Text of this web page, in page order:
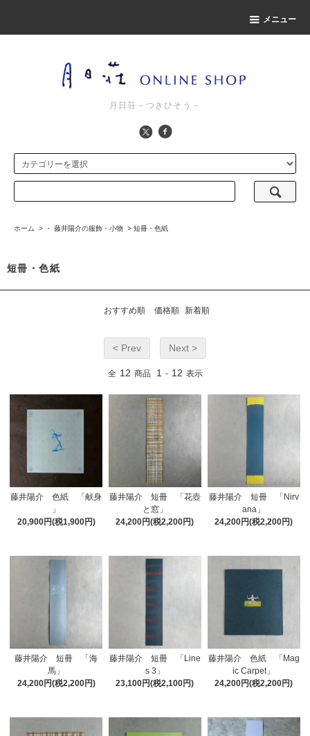
メニュー
月日荘－つきひそう－
ホーム > ・ 藤井陽介の服飾・小物 > 短冊・色紙
短冊・色紙
おすすめ順 価格順 新着順
< Prev Next >
全 12 商品 1 - 12 表示
藤井陽介 色紙 「献身
」
20,900円(税1,900円)
藤井陽介 短冊 「花壺
と窓」
24,200円(税2,200円)
藤井陽介 短冊 「Nirv
ana」
24,200円(税2,200円)
藤井陽介 短冊 「海
馬」
24,200円(税2,200円)
藤井陽介 短冊 「Line
s 3」
23,100円(税2,100円)
藤井陽介 色紙 「Mag
ic Carpet」
24,200円(税2,200円)